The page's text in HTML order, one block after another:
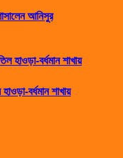
আনিসুর
বর্ধমান শাখায়